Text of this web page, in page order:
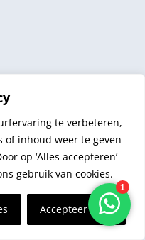
te verbeteren,
of inhoud weer te geven
op ‘Alles accepteren’
gebruik van cookies.
Accepteer alles